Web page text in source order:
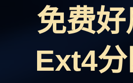
数据恢复免费
Ext4